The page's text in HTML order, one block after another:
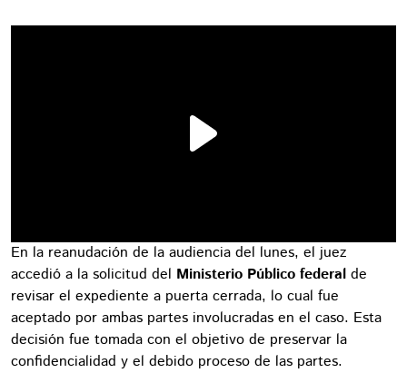
En la reanudación de la audiencia del lunes, el juez
accedió a la solicitud del Ministerio Público federal de
revisar el expediente a puerta cerrada, lo cual fue
aceptado por ambas partes involucradas en el caso. Esta
decisión fue tomada con el objetivo de preservar la
confidencialidad y el debido proceso de las partes.